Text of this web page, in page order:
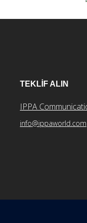
TEKLİF ALIN
IPPA
info@ippaworld.com